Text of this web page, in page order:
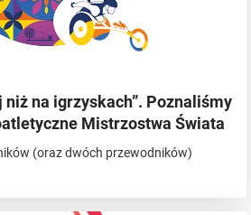
niż na igrzyskach”. Poznaliśmy
Mistrzostwa Świata
(oraz dwóch przewodników)